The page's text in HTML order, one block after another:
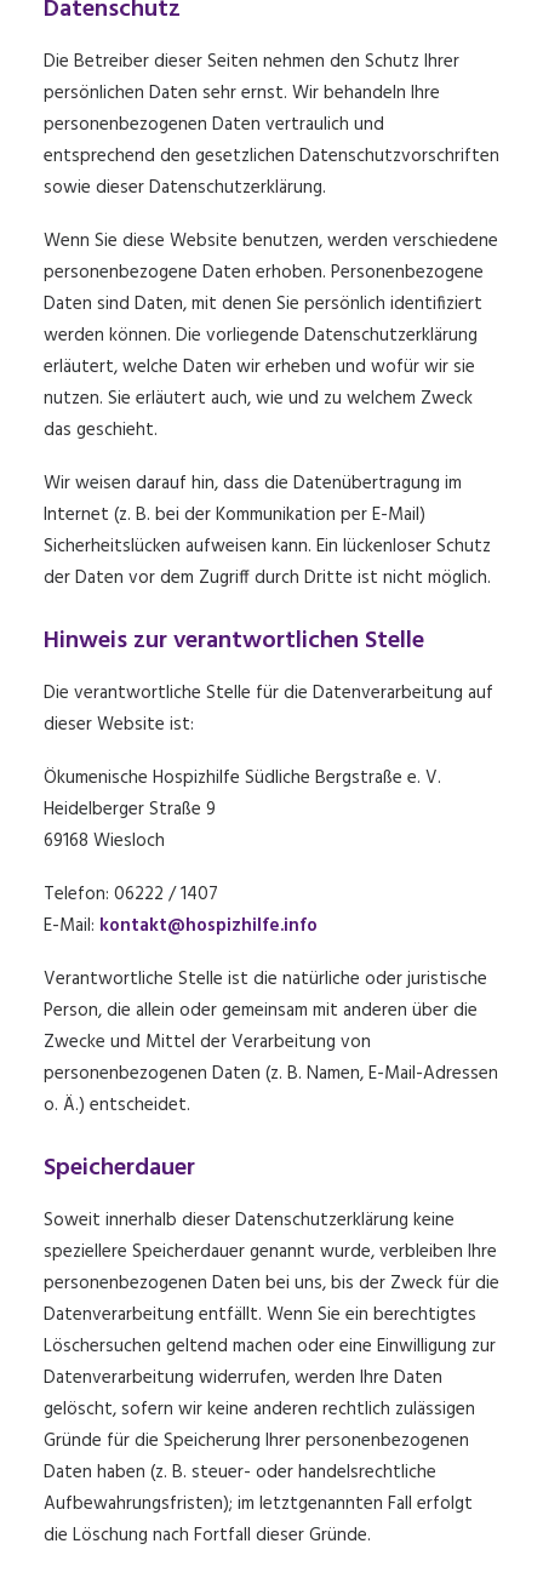
Datenschutz
Die Betreiber dieser Seiten nehmen den Schutz Ihrer
persönlichen Daten sehr ernst. Wir behandeln Ihre
personenbezogenen Daten vertraulich und
entsprechend den gesetzlichen Datenschutzvorschriften
sowie dieser Datenschutzerklärung.
Wenn Sie diese Website benutzen, werden verschiedene
personenbezogene Daten erhoben. Personenbezogene
Daten sind Daten, mit denen Sie persönlich identifiziert
werden können. Die vorliegende Datenschutzerklärung
erläutert, welche Daten wir erheben und wofür wir sie
nutzen. Sie erläutert auch, wie und zu welchem Zweck
das geschieht.
Wir weisen darauf hin, dass die Datenübertragung im
Internet (z. B. bei der Kommunikation per E-Mail)
Sicherheitslücken aufweisen kann. Ein lückenloser Schutz
der Daten vor dem Zugriff durch Dritte ist nicht möglich.
Hinweis zur verantwortlichen Stelle
Die verantwortliche Stelle für die Datenverarbeitung auf
dieser Website ist:
Ökumenische Hospizhilfe Südliche Bergstraße e. V.
Heidelberger Straße 9
69168 Wiesloch
Telefon: 06222 / 1407
E-Mail: kontakt@hospizhilfe.info
Verantwortliche Stelle ist die natürliche oder juristische
Person, die allein oder gemeinsam mit anderen über die
Zwecke und Mittel der Verarbeitung von
personenbezogenen Daten (z. B. Namen, E-Mail-Adressen
o. Ä.) entscheidet.
Speicherdauer
Soweit innerhalb dieser Datenschutzerklärung keine
speziellere Speicherdauer genannt wurde, verbleiben Ihre
personenbezogenen Daten bei uns, bis der Zweck für die
Datenverarbeitung entfällt. Wenn Sie ein berechtigtes
Löschersuchen geltend machen oder eine Einwilligung zur
Datenverarbeitung widerrufen, werden Ihre Daten
gelöscht, sofern wir keine anderen rechtlich zulässigen
Gründe für die Speicherung Ihrer personenbezogenen
Daten haben (z. B. steuer- oder handelsrechtliche
Aufbewahrungsfristen); im letztgenannten Fall erfolgt
die Löschung nach Fortfall dieser Gründe.